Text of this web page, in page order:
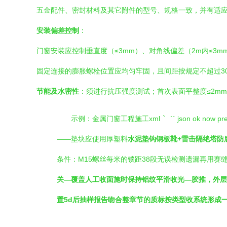
五金配件、密封材料及其它附件的型号、规格一致，并有适
安装偏差控制 ：
门窗安装应控制垂直度（≤3mm）、对角线偏差（2m内
固定连接的膨胀螺栓位置应均匀牢固，且间距按规定不超过
节能及水密性 ：须进行抗压强度测试；首次表面平整度
示例：金属门窗工程施工xml ` `` json ok now
——垫块应使用厚塑料水泥垫钩钢板靴+雷击隔绝塔防
条件：M15螺丝每米的锁距38段无误检测遗漏再用赛
关—覆盖人工收面施时保持铝纹平滑收光—胶推，外
置5d后抽样报告吻合整章节的质标按类型收系统形